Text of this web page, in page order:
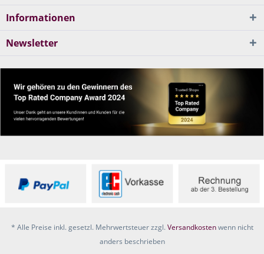
Informationen
Newsletter
* Alle Preise inkl. gesetzl. Mehrwertsteuer zzgl.Versandkostenwenn nicht
anders beschrieben